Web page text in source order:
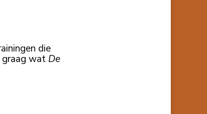
die
graag wat De